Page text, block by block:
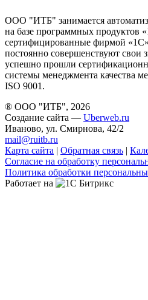
ООО "ИТБ" занимается
на базе программных продуктов
сертифицированные фирмой
постоянно совершенствуют
успешно прошли
системы менеджмента качества
ISO 9001.
® ООО "ИТБ", 2026
Создание сайта — Uberweb.ru
Иваново, ул. Смирнова, 42/2
mail@ruitb.ru
Карта сайта | Обратная связь |
Согласие на обработку
Политика обработки
Работает на